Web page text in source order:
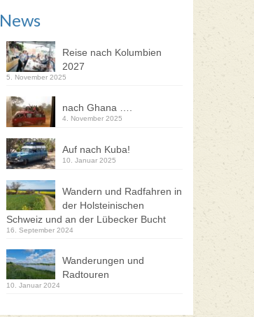
News
Reise nach Kolumbien
2027
5. November 2025
nach Ghana ….
4. November 2025
Auf nach Kuba!
10. Januar 2025
Wandern und Radfahren in
der Holsteinischen
Schweiz und an der Lübecker Bucht
16. September 2024
Wanderungen und
Radtouren
10. Januar 2024